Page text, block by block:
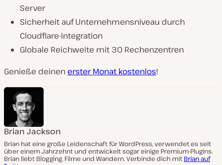
Server
Sicherheit auf Unternehmensniveau durch
Cloudflare-Integration
Globale Reichweite mit 30 Rechenzentren
Genieße deinen erster Monat kostenlos!
Brian Jackson
Brian hat eine große Leidenschaft für WordPress, verwendet es seit
über einem Jahrzehnt und entwickelt sogar einige Premium-Plugins.
Brian liebt Blogging, Filme und Wandern. Verbinde dich mit Brian auf